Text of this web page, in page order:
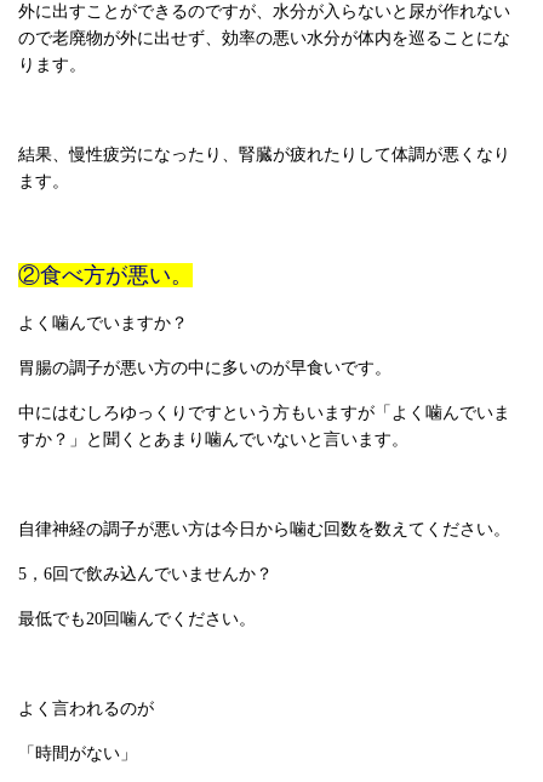
外に出すことができるのですが、水分が入らないと尿が作れない
ので老廃物が外に出せず、効率の悪い水分が体内を巡ることにな
ります。
結果、慢性疲労になったり、腎臓が疲れたりして体調が悪くなり
ます。
②食べ方が悪い。
よく噛んでいますか？
胃腸の調子が悪い方の中に多いのが早食いです。
中にはむしろゆっくりですという方もいますが「よく噛んでいま
すか？」と聞くとあまり噛んでいないと言います。
自律神経の調子が悪い方は今日から噛む回数を数えてください。
5，6回で飲み込んでいませんか？
最低でも20回噛んでください。
よく言われるのが
「時間がない」